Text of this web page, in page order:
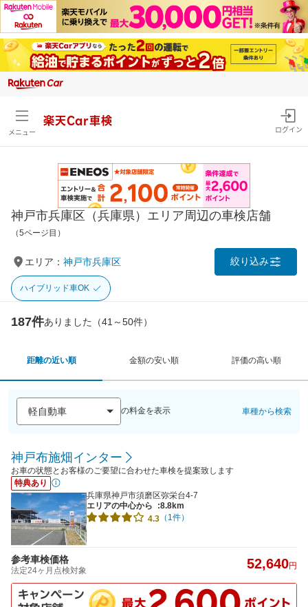
メニュー
楽天Car車検
ログイン
神戸市兵庫区（兵庫県）エリア周辺の車検店舗
（5ページ目）
エリア： 神戸市兵庫区 絞り込み
ハイブリッド車OK
187件ありました（41～50件）
距離の近い順 金額の安い順 評価の高い順
の料金を表示 車種から検索
神戸布施畑インター
お車の状態とお客様のご要望に合わせた車検を提案致します
特典あり
兵庫県神戸市須磨区弥栄台4-7
エリアの中心から
:8.8km
4.3 （1件）
参考車検価格
法定24ヶ月点検対象 52,640円